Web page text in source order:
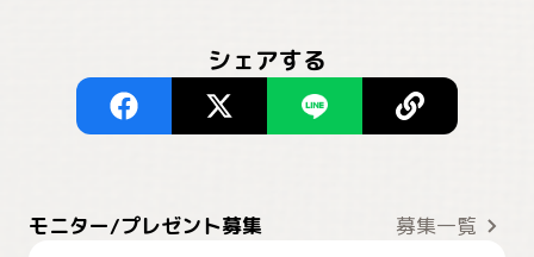
シェアする
モニター/プレゼント募集 募集一覧